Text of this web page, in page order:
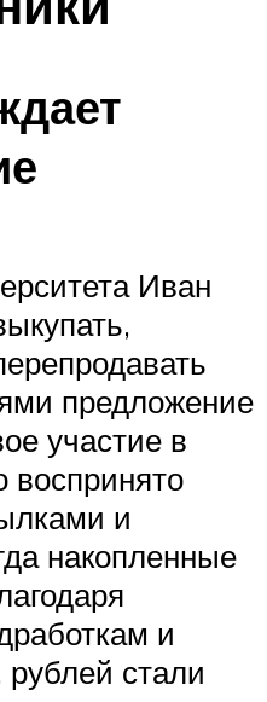
Иван
предложение
участие в
воспринято
и
накопленные
и
стали